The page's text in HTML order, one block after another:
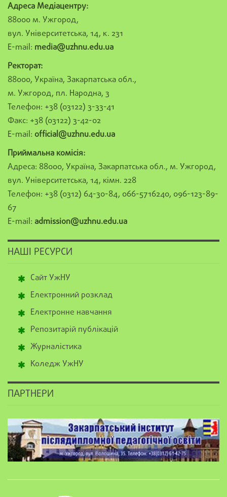
Адреса Медіацентру:
88000 м. Ужгород,
вул. Університетська, 14, к. 231
E-mail: media@uzhnu.edu.ua
Ректорат:
88000, Україна, Закарпатська обл.,
м. Ужгород, пл. Народна, 3
Телефон: +38 (03122) 3-33-41
Факс: +38 (03122) 3-42-02
E-mail: official@uzhnu.edu.ua
Приймальна комісія:
Адреса: 88000, Україна, Закарпатська обл., м. Ужгород,
вул. Університетська, 14, кімн. 228
Телефон: +38 (0312) 64-30-84, 066-5716240, 096-123-89-
67
E-mail: admission@uzhnu.edu.ua
НАШІ РЕСУРСИ
Сайт УжНУ
Електронний розклад
Електронне навчання
Репозитарій публікацій
Журналістика
Коледж УжНУ
ПАРТНЕРИ